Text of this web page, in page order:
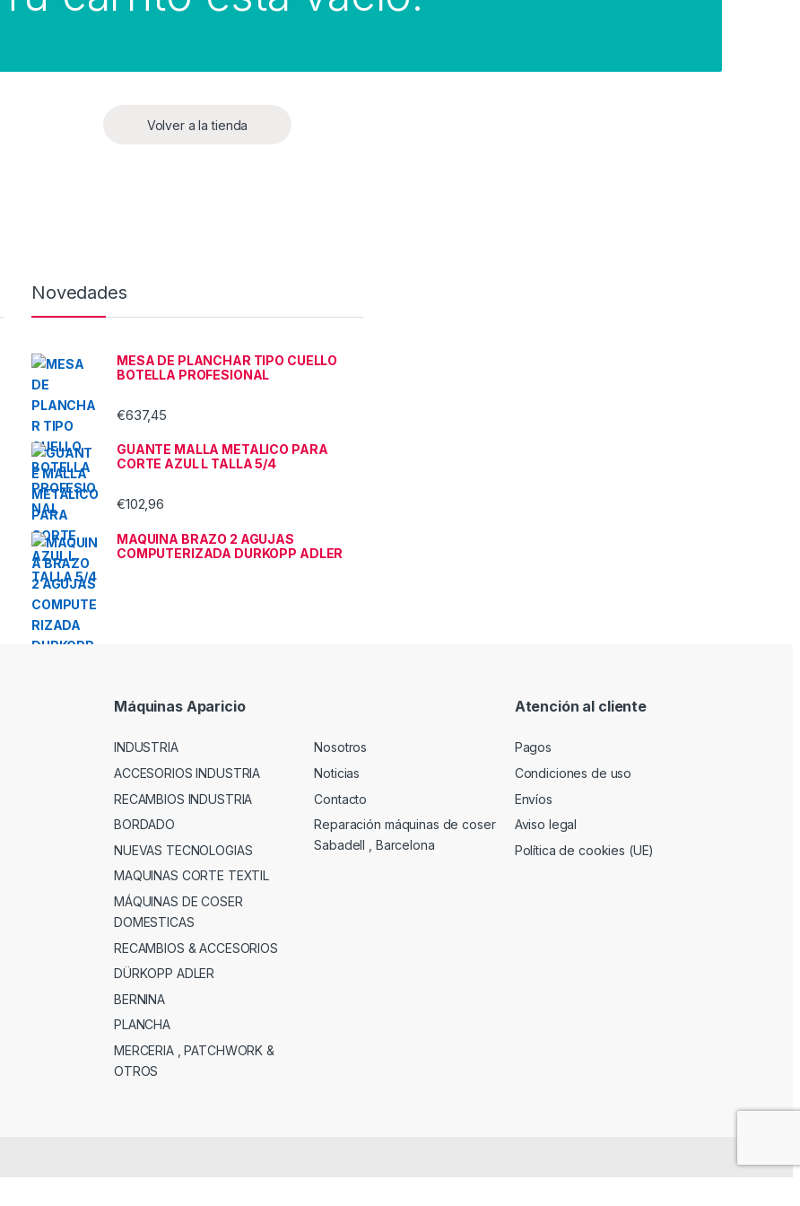
Volver a la tienda
Novedades
MESA DE PLANCHAR TIPO CUELLO
BOTELLA PROFESIONAL
€637,45
GUANTE MALLA METALICO PARA
CORTE AZUL L TALLA 5/4
€102,96
MAQUINA BRAZO 2 AGUJAS
COMPUTERIZADA DURKOPP ADLER
Máquinas Aparicio
INDUSTRIA
ACCESORIOS INDUSTRIA
RECAMBIOS INDUSTRIA
BORDADO
NUEVAS TECNOLOGIAS
MAQUINAS CORTE TEXTIL
MÁQUINAS DE COSER
DOMESTICAS
RECAMBIOS & ACCESORIOS
DÜRKOPP ADLER
BERNINA
PLANCHA
MERCERIA , PATCHWORK &
OTROS
Nosotros
Noticias
Contacto
Reparación máquinas de coser
Sabadell , Barcelona
Atención al cliente
Pagos
Condiciones de uso
Envíos
Aviso legal
Política de cookies (UE)